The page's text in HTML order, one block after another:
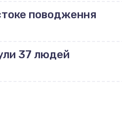
поводження
37 людей